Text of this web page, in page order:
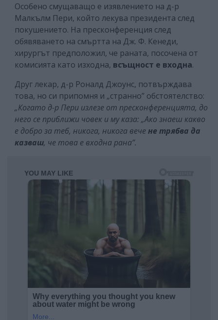
Особено смущаващо е изявлението на д-р
Малкълм Пери, който лекува президента след
покушението. На пресконференция след
обявяването на смъртта на Дж. Ф. Кенеди,
хирургът предположил, че раната, посочена от
комисията като изходна, всъщност е входна.
Друг лекар, д-р Роналд Джоунс, потвърждава
това, но си припомня и „странно” обстоятелство:
„Когато д-р Пери излезе от пресконференцията, до
него се приближи човек и му каза: „Ако знаеш какво
е добро за теб, никога, никога вече не трябва да
казваш, че това е входна рана”.